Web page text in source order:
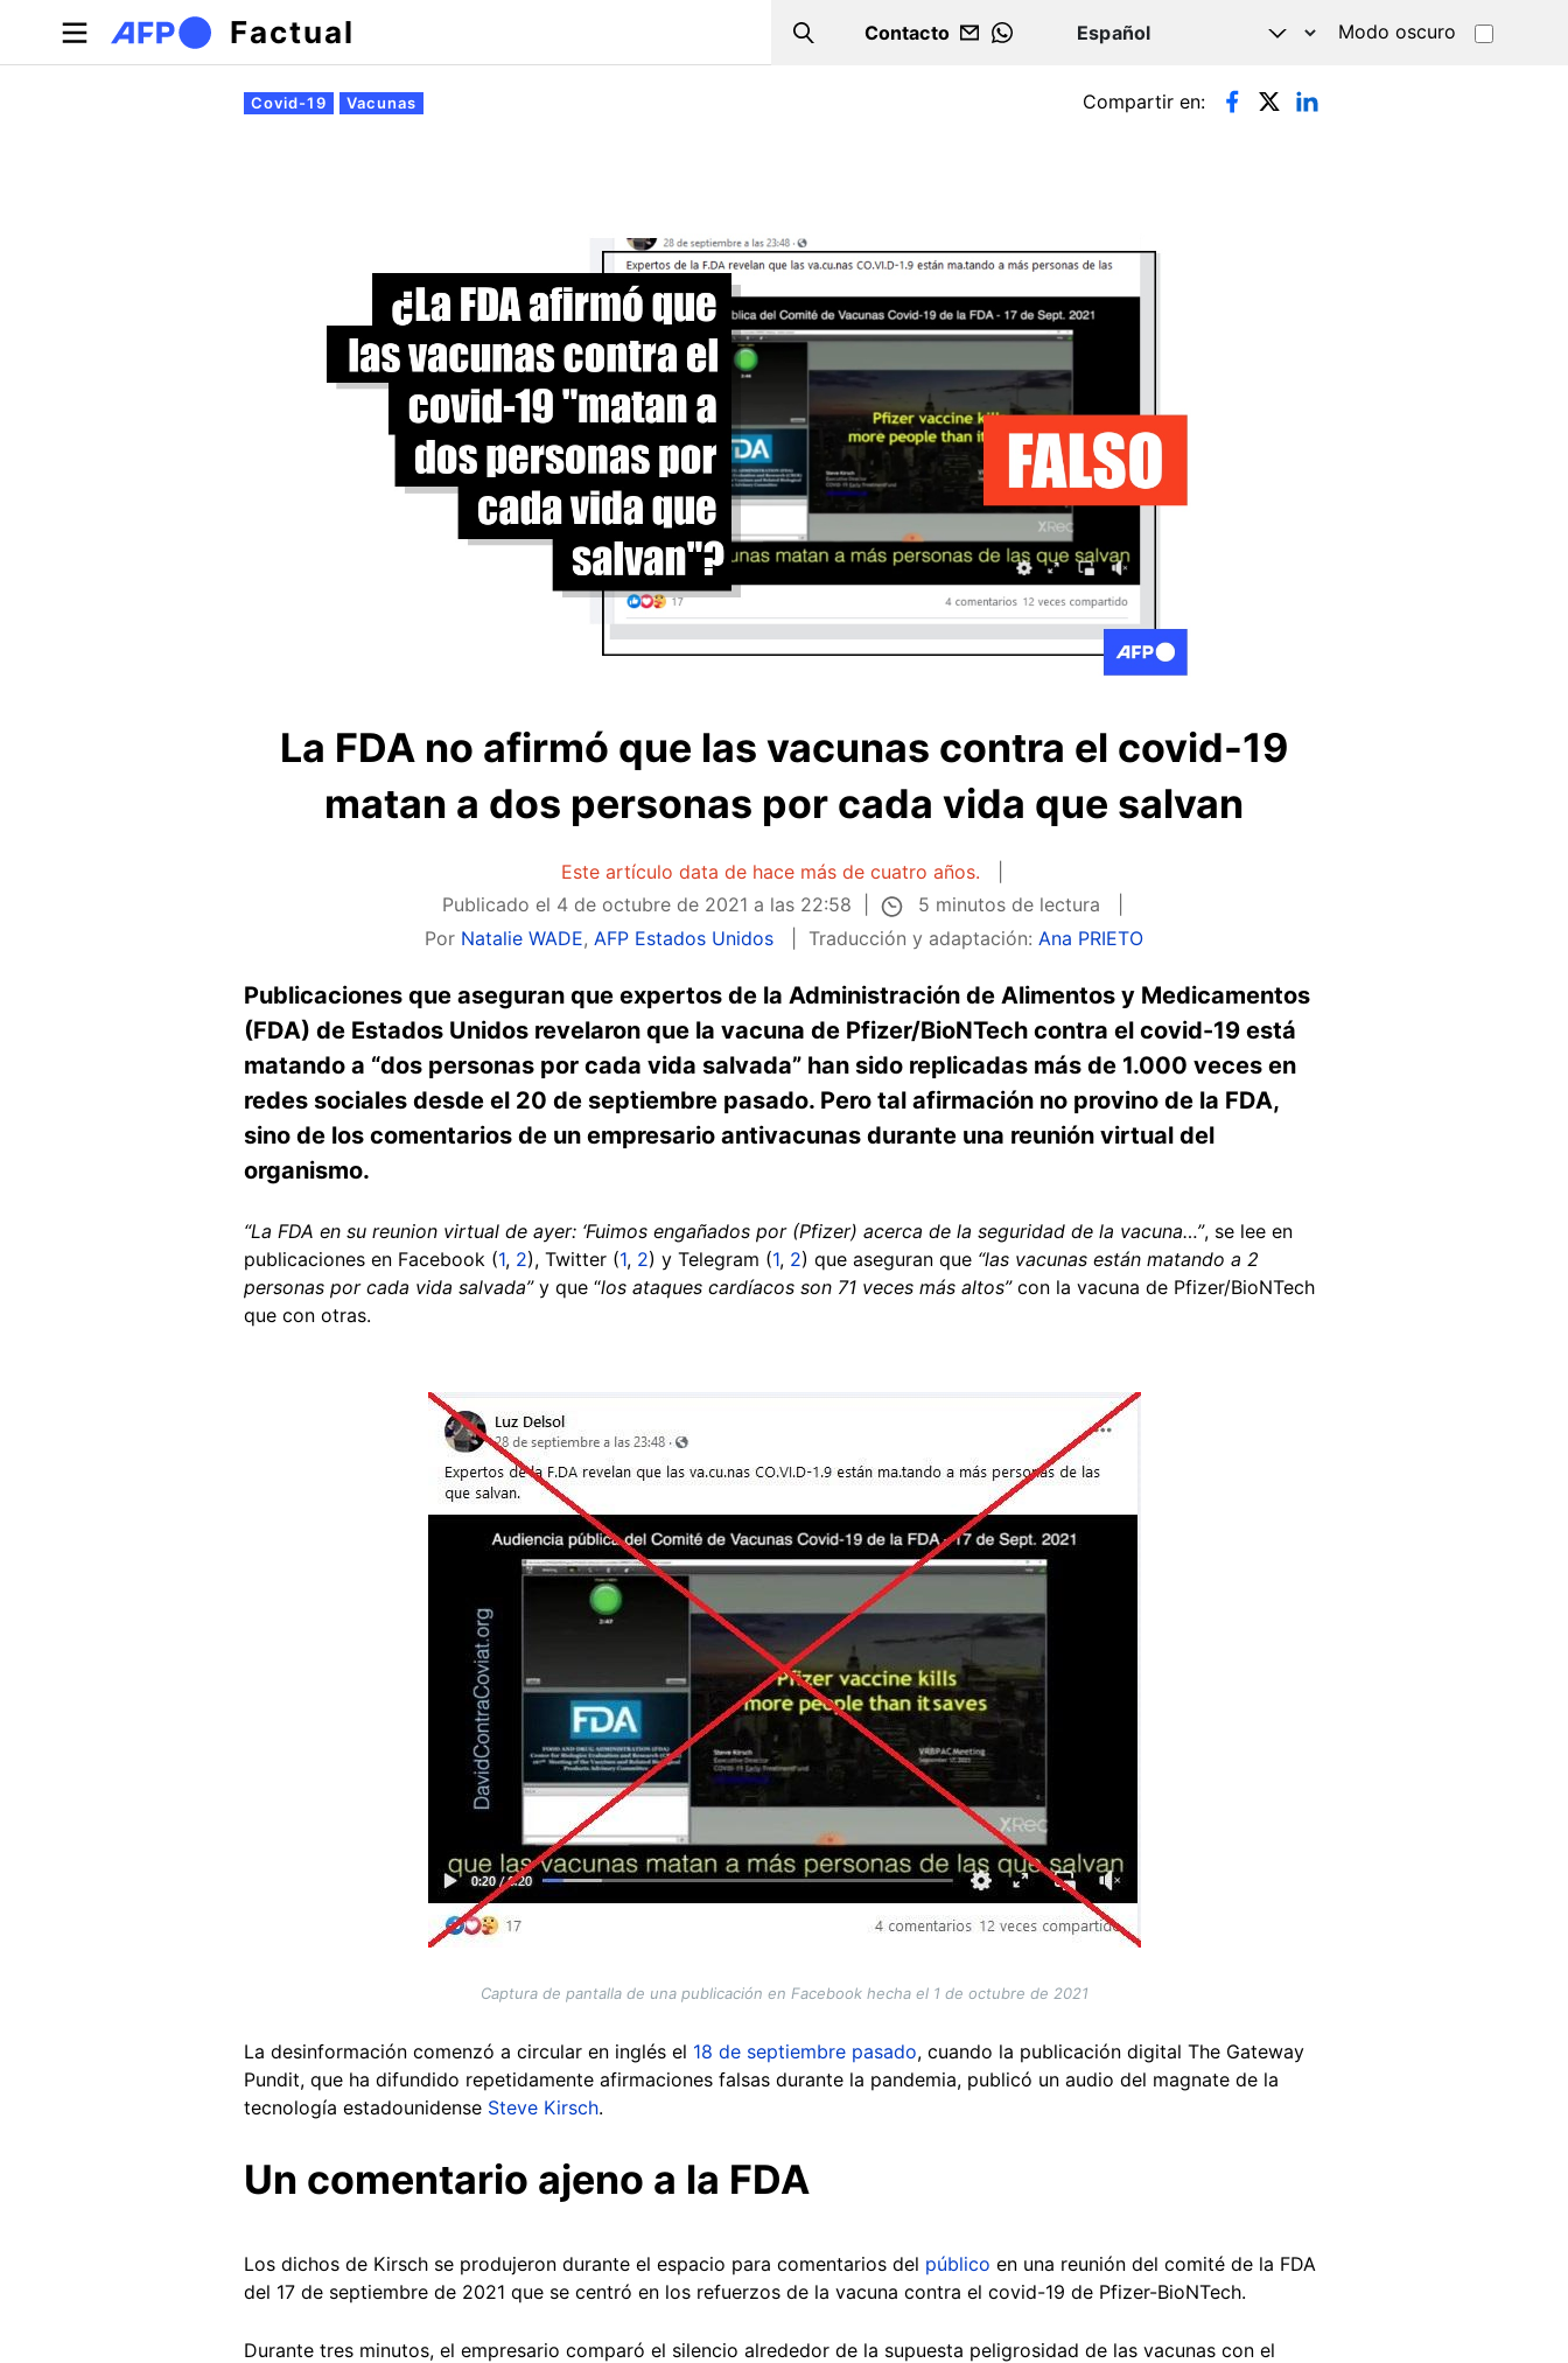
Pasar al contenido principal
Factual Search
Contacto
WHATSAPP
Modo oscuro
Solapas principales
Covid-19 Vacunas Compartir en:
La FDA no afirmó que las vacunas contra el covid-19
matan a dos personas por cada vida que salvan
Este artículo data de hace más de cuatro años.
Publicado el 4 de octubre de 2021 a las 22:58
5 minutos de lectura
Por Natalie WADE, AFP Estados Unidos Traducción y adaptación: Ana PRIETO
Publicaciones que aseguran que expertos de la Administración de Alimentos y Medicamentos
(FDA) de Estados Unidos revelaron que la vacuna de Pfizer/BioNTech contra el covid-19 está
matando a “dos personas por cada vida salvada” han sido replicadas más de 1.000 veces en
redes sociales desde el 20 de septiembre pasado. Pero tal afirmación no provino de la FDA,
sino de los comentarios de un empresario antivacunas durante una reunión virtual del
organismo.
“La FDA en su reunion virtual de ayer: ‘Fuimos engañados por (Pfizer) acerca de la seguridad de la vacuna…”, se lee en
publicaciones en Facebook (1, 2), Twitter (1, 2) y Telegram (1, 2) que aseguran que “las vacunas están matando a 2
personas por cada vida salvada”y que “los ataques cardíacos son 71 veces más altos” con la vacuna de Pfizer/BioNTech
que con otras.
Captura de pantalla de una publicación en Facebook hecha el 1 de octubre de 2021
La desinformación comenzó a circular en inglés el 18 de septiembre pasado, cuando la publicación digital The Gateway
Pundit, que ha difundido repetidamente afirmaciones falsas durante la pandemia, publicó un audio del magnate de la
tecnología estadounidense Steve Kirsch.
Un comentario ajeno a la FDA
Los dichos de Kirsch se produjeron durante el espacio para comentarios del público en una reunión del comité de la FDA
del 17 de septiembre de 2021 que se centró en los refuerzos de la vacuna contra el covid-19 de Pfizer-BioNTech.
Durante tres minutos, el empresario comparó el silencio alrededor de la supuesta peligrosidad de las vacunas con el